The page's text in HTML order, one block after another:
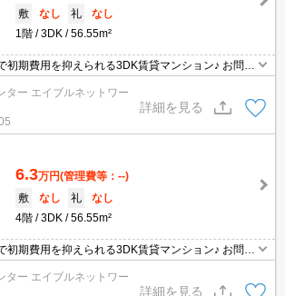
敷
なし 礼
なし
1階
3DK 56.55m²
初期費用を抑えられる3DK賃貸マンション♪ お問合
軽に♪
ター エイブルネットワー
詳細を見る
6.3万円(管理費等：--)
敷
なし 礼
なし
4階
3DK 56.55m²
初期費用を抑えられる3DK賃貸マンション♪ お問合
軽に♪
ター エイブルネットワー
詳細を見る